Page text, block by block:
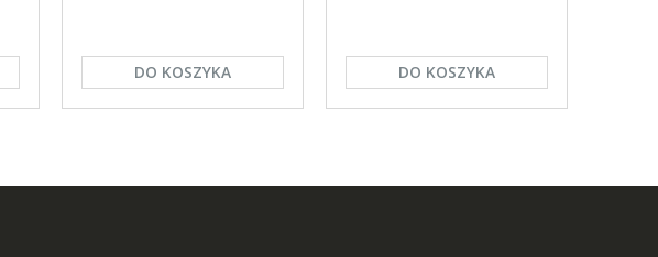
DO KOSZYKA DO KOSZYKA